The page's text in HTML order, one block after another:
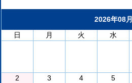
2026年08月
日
月 火 水
2
3
4
5